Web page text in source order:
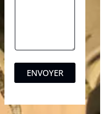
ENVOYER